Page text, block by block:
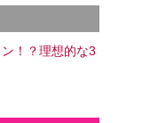
！？理想的な3